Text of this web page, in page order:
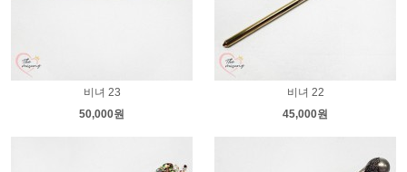
비녀 23
50,000원
비녀 22
45,000원